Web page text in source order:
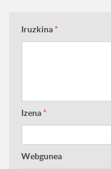
Iruzkina*
Izena*
Webgunea